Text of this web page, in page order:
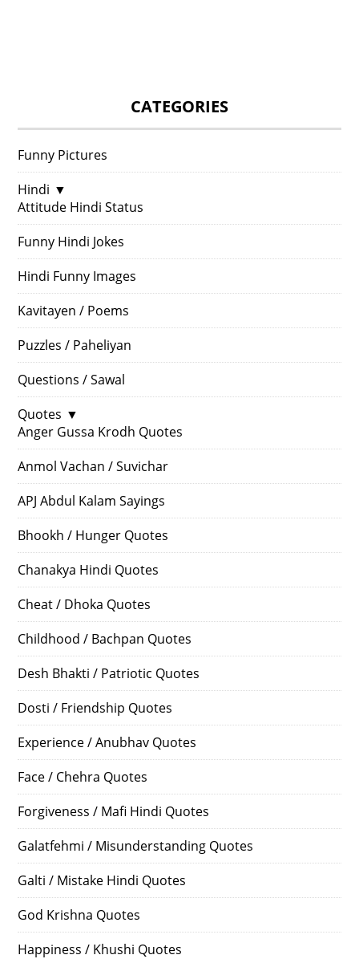
CATEGORIES
Funny Pictures
Hindi ▼
Attitude Hindi Status
Funny Hindi Jokes
Hindi Funny Images
Kavitayen / Poems
Puzzles / Paheliyan
Questions / Sawal
Quotes ▼
Anger Gussa Krodh Quotes
Anmol Vachan / Suvichar
APJ Abdul Kalam Sayings
Bhookh / Hunger Quotes
Chanakya Hindi Quotes
Cheat / Dhoka Quotes
Childhood / Bachpan Quotes
Desh Bhakti / Patriotic Quotes
Dosti / Friendship Quotes
Experience / Anubhav Quotes
Face / Chehra Quotes
Forgiveness / Mafi Hindi Quotes
Galatfehmi / Misunderstanding Quotes
Galti / Mistake Hindi Quotes
God Krishna Quotes
Happiness / Khushi Quotes